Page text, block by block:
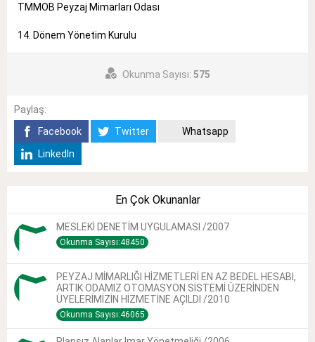
TMMOB Peyzaj Mimarları Odası
14. Dönem Yönetim Kurulu
Okunma Sayısı: 575
Paylaş:
Facebook
Twitter
Whatsapp
LinkedIn
En Çok Okunanlar
MESLEKİ DENETİM UYGULAMASI /2007
Okunma Sayısı:48450
PEYZAJ MİMARLIĞI HİZMETLERİ EN AZ BEDEL HESABI,
ARTIK ODAMIZ OTOMASYON SİSTEMİ ÜZERİNDEN
ÜYELERİMİZİN HİZMETİNE AÇILDI /2010
Okunma Sayısı:46065